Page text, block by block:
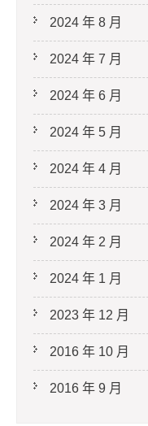
2024 年 8 月
2024 年 7 月
2024 年 6 月
2024 年 5 月
2024 年 4 月
2024 年 3 月
2024 年 2 月
2024 年 1 月
2023 年 12 月
2016 年 10 月
2016 年 9 月